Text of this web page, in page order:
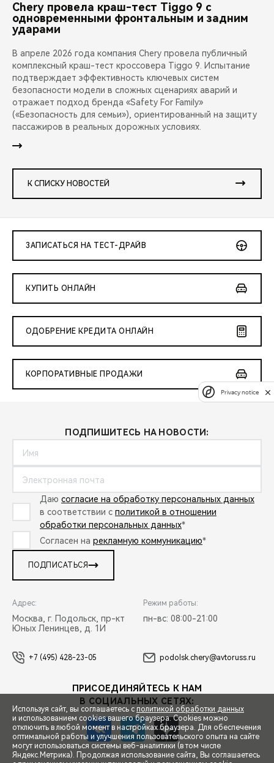
СПЕЦПРЕДЛОЖЕНИЯ
Chery провела краш-тест Tiggo 9 с
одновременными фронтальным и задним
ударами
В апреле 2026 года компания Chery провела публичный
комплексный краш-тест кроссовера Tiggo 9. Испытание
подтверждает эффективность ключевых систем
безопасности модели в сложных сценариях аварий и
отражает подход бренда «Safety For Family»
(«Безопасность для семьи»), ориентированный на защиту
пассажиров в реальных дорожных условиях.
К СПИСКУ НОВОСТЕЙ
ЗАПИСАТЬСЯ НА ТЕСТ-ДРАЙВ
КУПИТЬ ОНЛАЙН
ОДОБРЕНИЕ КРЕДИТА ОНЛАЙН
КОРПОРАТИВНЫЕ ПРОДАЖИ
ПОДПИШИТЕСЬ НА НОВОСТИ:
Даю согласие на обработку персональных данных
в соответствии с политикой в отношении
обработки персональных данных*
Согласен на рекламную коммуникацию*
ПОДПИСАТЬСЯ
Адрес:
Москва, г. Подольск, пр-кт
Юных Ленинцев, д. 1И
Режим работы:
пн-вс: 08:00-21:00
+7 (495) 428-23-05 podolsk.chery@avtoruss.ru
ПРИСОЕДИНЯЙТЕСЬ К НАМ
В СОЦИАЛЬНЫХ СЕТЯХ:
Используя сайт, вы соглашаетесь с политикой обработки данных
и использованием cookies вашего браузера. Cookies можно
отключить в любой момент в настройках браузера. Для обеспечения
оптимальной работы и улучшения пользовательского опыта на сайте
могут использоваться системы веб-аналитики (в том числе
Яндекс.Метрика). Продолжая использование сайта, Вы соглашаетесь
Privacy notice